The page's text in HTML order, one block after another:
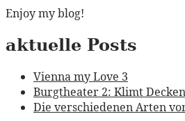
Enjoy my blog!
aktuelle Posts
Vienna my Love 3
Burgtheater 2: Klimt
Die verschiedenen Arten